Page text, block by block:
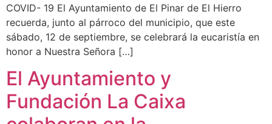
COVID- 19 El Ayuntamiento de El Pinar de El Hierro
recuerda, junto al párroco del municipio, que este
sábado, 12 de septiembre, se celebrará la eucaristía en
honor a Nuestra Señora […]
El Ayuntamiento y
Fundación La Caixa